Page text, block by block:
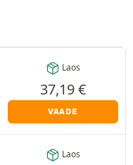
Laos
37,19€
VAADE
Laos